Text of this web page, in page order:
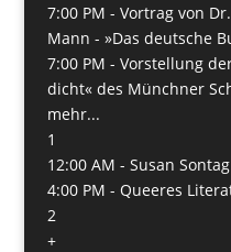
7:00 PM - Vortrag von
Mann - »Das deutsche
7:00 PM - Vorstellung
dicht« des Münchner
mehr...
1
12:00 AM - Susan Sontag
4:00 PM - Queeres
2
+